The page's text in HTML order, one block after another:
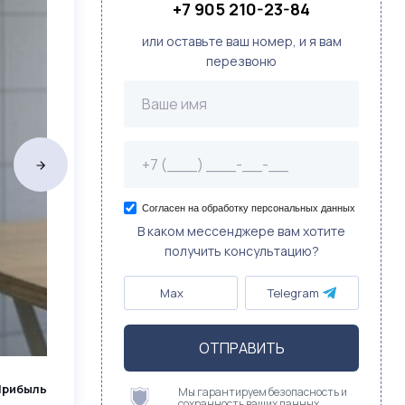
+7 905 210-23-84
или оставьте ваш номер, и я вам
перезвоню
Согласен на обработку персональных данных
В каком мессенджере вам хотите
получить консультацию?
Max Telegram
ОТПРАВИТЬ
Мы гарантируем безопасность и